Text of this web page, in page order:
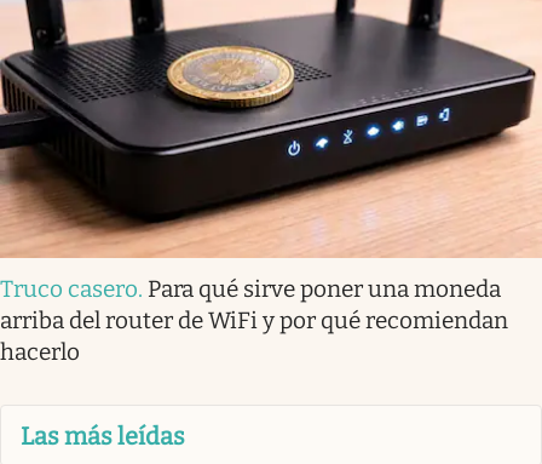
Truco casero. Para qué sirve poner una moneda
arriba del router de WiFi y por qué recomiendan
hacerlo
Las más leídas